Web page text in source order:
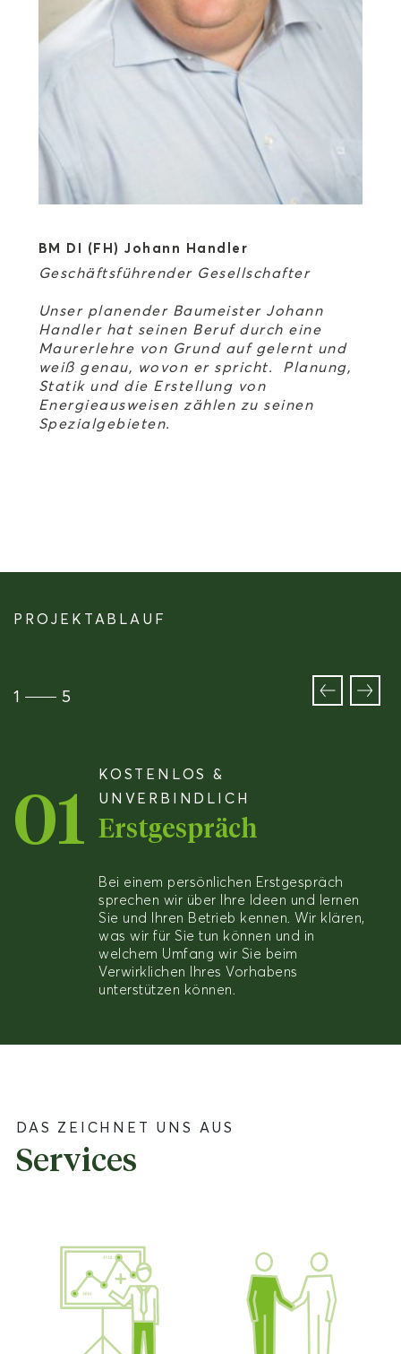
BM DI (FH) Johann Handler
Geschäftsführender Gesellschafter
Unser planender Baumeister Johann
Handler hat seinen Beruf durch eine
Maurerlehre von Grund auf gelernt und
weiß genau, wovon er spricht. Planung,
Statik und die Erstellung von
Energieausweisen zählen zu seinen
Spezialgebieten.
PROJEKTABLAUF
1 5
01
KOSTENLOS &
UNVERBINDLICH
Erstgespräch
Bei einem persönlichen Erstgespräch
sprechen wir über Ihre Ideen und lernen
Sie und Ihren Betrieb kennen. Wir klären,
was wir für Sie tun können und in
welchem Umfang wir Sie beim
Verwirklichen Ihres Vorhabens
unterstützen können.
DAS ZEICHNET UNS AUS
Services